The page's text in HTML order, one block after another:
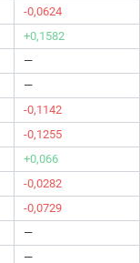
-0,0624
+0,1582
—
—
-0,1142
-0,1255
+0,066
-0,0282
-0,0729
—
—